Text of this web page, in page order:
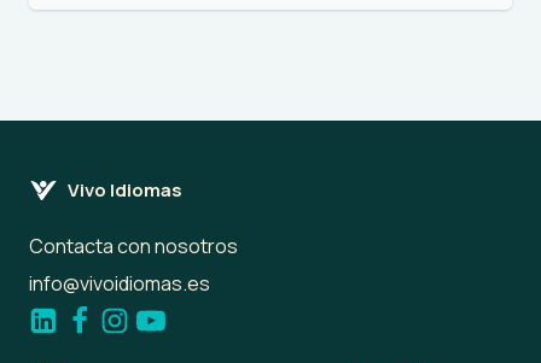
Vivo Idiomas
Contacta con nosotros
info@vivoidiomas.es